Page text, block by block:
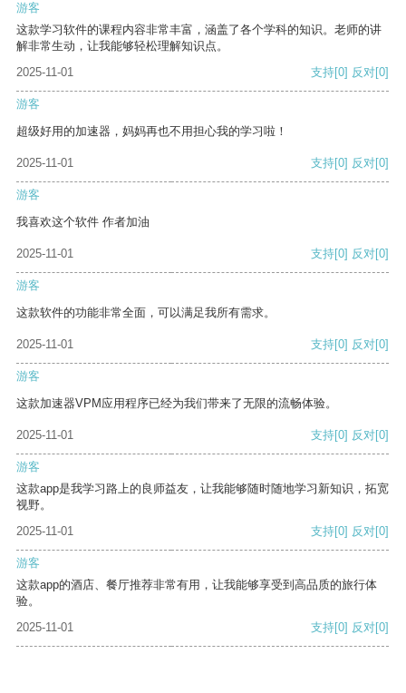
游客
这款学习软件的课程内容非常丰富，涵盖了各个学科的知识。老师的讲
解非常生动，让我能够轻松理解知识点。
2025-11-01
支持[0] 反对[0]
游客
超级好用的加速器，妈妈再也不用担心我的学习啦！
2025-11-01 支持[0] 反对[0]
游客
我喜欢这个软件 作者加油
2025-11-01 支持[0] 反对[0]
游客
这款软件的功能非常全面，可以满足我所有需求。
2025-11-01 支持[0] 反对[0]
游客
这款加速器VPM应用程序已经为我们带来了无限的流畅体验。
2025-11-01 支持[0] 反对[0]
游客
这款app是我学习路上的良师益友，让我能够随时随地学习新知识，拓宽
视野。
2025-11-01
支持[0] 反对[0]
游客
这款app的酒店、餐厅推荐非常有用，让我能够享受到高品质的旅行体
验。
2025-11-01
支持[0] 反对[0]